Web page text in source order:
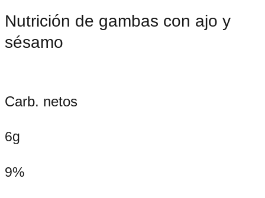
Nutrición de gambas con ajo y
sésamo
Carb. netos
6g
9%